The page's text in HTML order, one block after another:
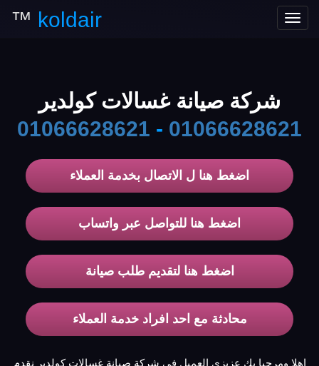
Toggle
koldair
™
شركة صيانة غسالات كولدير
01066628621
-
01066628621
اضغط هنا ل الاتصال بخدمة العملاء
اضغط هنا للتواصل عبر واتساب
اضغط هنا لتقديم طلب صيانة
محادثة مع احد افراد خدمة العملاء
اهلا ومرحبا بك عزيزي العميل في شركة صيانة غسالات كولدير نقدم